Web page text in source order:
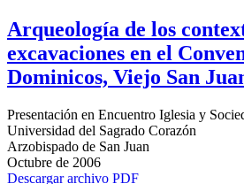
Arqueología de los
excavaciones en el
Dominicos, Viejo San
Presentación en Encuentro Iglesia y
Universidad del Sagrado Corazón
Arzobispado de San Juan
Octubre de 2006
Descargar archivo PDF